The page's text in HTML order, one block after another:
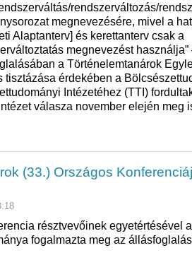
rendszerváltozás/
megnevezésére, mivel a
Alaptanterv] és kerettanterv csak a
megnevezést
a Történelemtanárok
tisztázása érdekében a
Intézetéhez (TTI)
válasza november elején meg
(33.) Országos
résztvevőinek egyetértésével
fogalmazta meg az